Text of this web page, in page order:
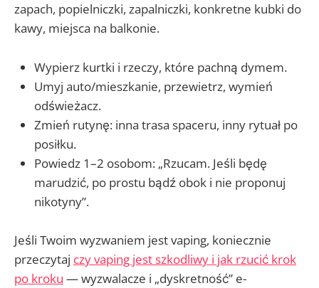
zapach, popielniczki, zapalniczki, konkretne kubki do
kawy, miejsca na balkonie.
Wypierz kurtki i rzeczy, które pachną dymem.
Umyj auto/mieszkanie, przewietrz, wymień
odświeżacz.
Zmień rutynę: inna trasa spaceru, inny rytuał po
posiłku.
Powiedz 1–2 osobom: „Rzucam. Jeśli będę
marudzić, po prostu bądź obok i nie proponuj
nikotyny”.
Jeśli Twoim wyzwaniem jest vaping, koniecznie
przeczytaj czy vaping jest szkodliwy i jak rzucić krok
po kroku — wyzwalacze i „dyskretność” e-